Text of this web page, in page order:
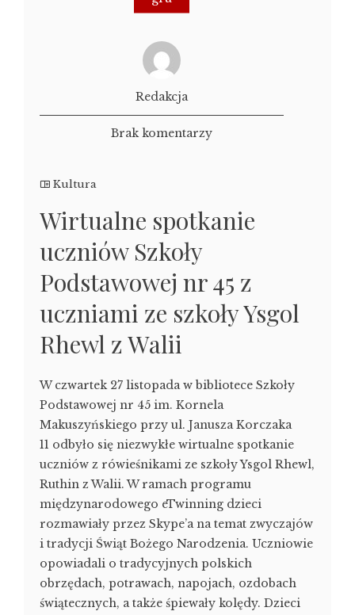
Redakcja
Brak komentarzy
Kultura
Wirtualne spotkanie
uczniów Szkoły
Podstawowej nr 45 z
uczniami ze szkoły Ysgol
Rhewl z Walii
W czwartek 27 listopada w bibliotece Szkoły
Podstawowej nr 45 im. Kornela
Makuszyńskiego przy ul. Janusza Korczaka
11 odbyło się niezwykłe wirtualne spotkanie
uczniów z rówieśnikami ze szkoły Ysgol Rhewl,
Ruthin z Walii. W ramach programu
międzynarodowego eTwinning dzieci
rozmawiały przez Skype’a na temat zwyczajów
i tradycji Świąt Bożego Narodzenia. Uczniowie
opowiadali o tradycyjnych polskich
obrzędach, potrawach, napojach, ozdobach
świątecznych, a także śpiewały kolędy. Dzieci